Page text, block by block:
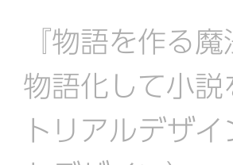
『物語を作る
物語化して小説
トリアルデザ